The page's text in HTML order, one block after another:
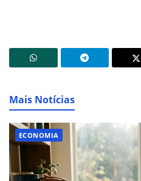
Mais Notícias
ECONOMIA